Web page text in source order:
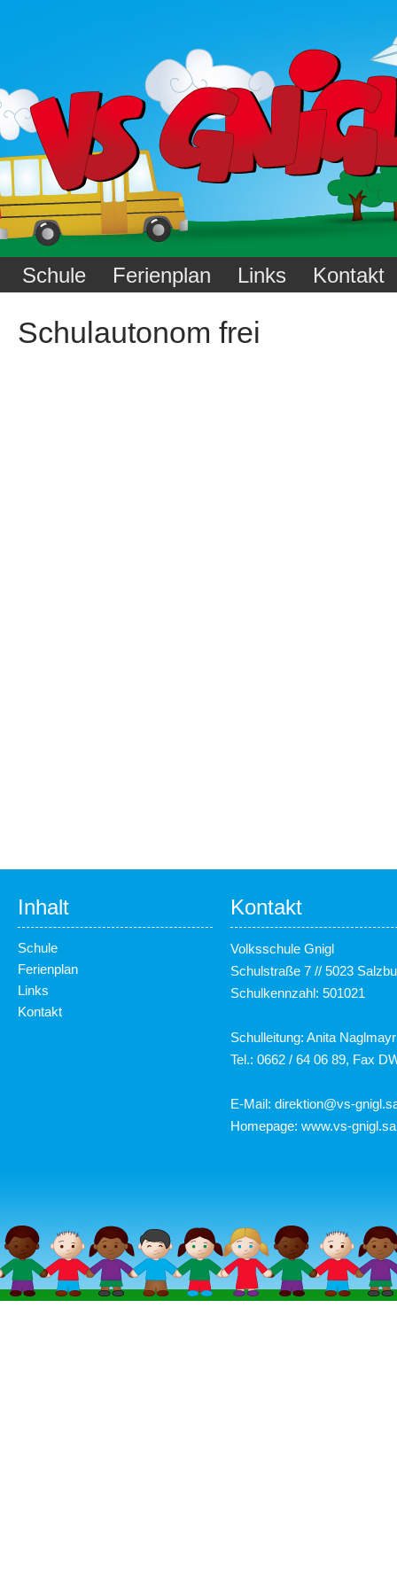
Schule Ferienplan Links Kontakt
Schulautonom frei
Inhalt
Schule
Ferienplan
Links
Kontakt
Kontakt
Volksschule Gnigl
Schulstraße 7 // 5023
Schulkennzahl: 501021
Schulleitung: Anita Naglmayr
Tel.: 0662 / 64 06 89, Fax
E-Mail: direktion@vs-
Homepage: www.vs-